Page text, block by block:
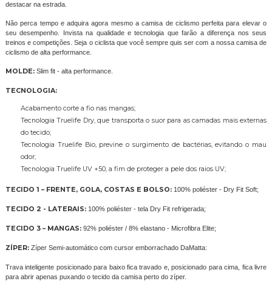
destacar na estrada.
Não perca tempo e adquira agora mesmo a camisa de ciclismo perfeita para elevar o
seu desempenho. Invista na qualidade e tecnologia que farão a diferença nos seus
treinos e competições. Seja o ciclista que você sempre quis ser com a nossa camisa de
ciclismo de alta performance.
MOLDE: Slim fit - alta performance.
TECNOLOGIA:
Acabamento corte a fio nas mangas;
Tecnologia Truelife Dry, que transporta o suor para as camadas mais externas
do tecido;
Tecnologia Truelife Bio, previne o surgimento de bactérias, evitando o mau
odor;
Tecnologia Truelife UV +50, a fim de proteger a pele dos raios UV;
TECIDO 1 – FRENTE, GOLA, COSTAS E BOLSO: 100% poliéster - Dry Fit Soft;
TECIDO 2 - LATERAIS:100% poliéster - tela Dry Fit refrigerada;
TECIDO 3 – MANGAS: 92% poliéster / 8% elastano - Microfibra Elite;
ZÍPER:Zíper Semi-automático com cursor emborrachado DaMatta:
Trava inteligente posicionado para baixo fica travado e, posicionado para cima, fica livre
para abrir apenas puxando o tecido da camisa perto do zíper.